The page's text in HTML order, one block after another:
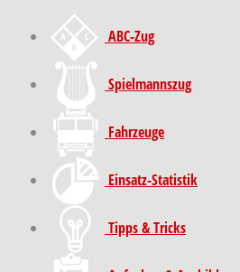
ABC-Zug
Spielmannszug
Fahrzeuge
Einsatz-Statistik
Tipps & Tricks